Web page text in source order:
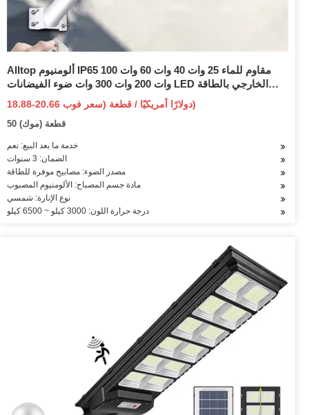
Alltop ألومنيوم IP65 مقاوم للماء 25 وات 40 وات 60 وات 100
وات 200 وات 300 وات ضوء الفيضانات LED الخارجي بالطاقة
18.88-20.66 دولارًا أمريكيًا / قطعة (سعر فوب)
50 قطعة (موك)
خدمة ما بعد البيع: نعم
الضمان: 3 سنوات
مصدر الضوء: مصابيح موفرة للطاقة
مادة جسم المصباح: الألومنيوم المصبوب
نوع الإنارة: شمسي
درجة حرارة اللون: 3000 كيلو ~ 6500 كيلو